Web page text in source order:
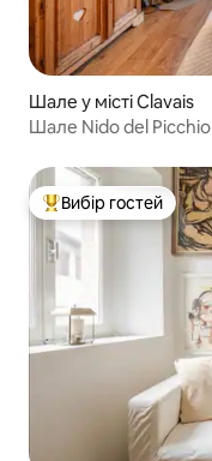
Шале у місті Clavais
Шале Nido del Picchio
Топ вибір гостей
Вибір гостей